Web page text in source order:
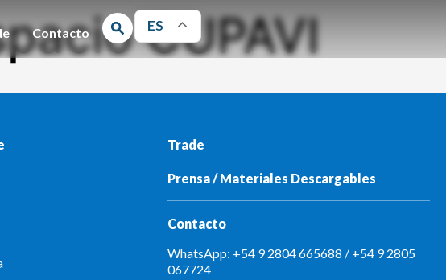
Contacto ES
CUPAVI
Trade
Prensa / Materiales Descargables
Contacto
WhatsApp: +54 9 2804 665688 / +54 9 2805
067724